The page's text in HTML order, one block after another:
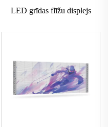
LED grīdas flīžu displejs